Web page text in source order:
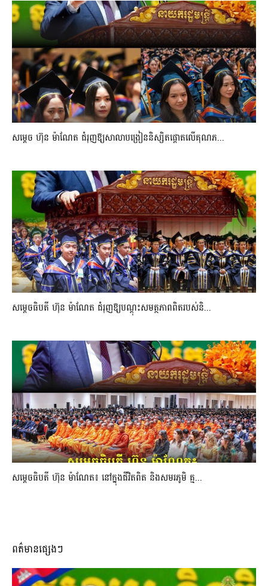
សម្តេច ហ៊ុន ម៉ាណែត ជំរុញឱ្យសាលាបង្រៀននិស្សិតផ្តោតលើគុណភ...
សម្តេចធិបតី ហ៊ុន ម៉ាណែត ជំរុញឱ្យបណ្តុះសមត្ថភាពពិតរបស់និ...
សម្តេចធិបតី ហ៊ុន ម៉ាណែត៖ នៅក្នុងជីវិតពិត និងសមរភូមិ គ្ម...
ពត៌មានផ្សេងៗ